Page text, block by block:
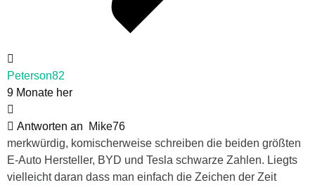
Peterson82
9 Monate her
Antworten an
Mike76
merkwürdig, komischerweise schreiben die beiden größten
E-Auto Hersteller, BYD und Tesla schwarze Zahlen. Liegts
vielleicht daran dass man einfach die Zeichen der Zeit